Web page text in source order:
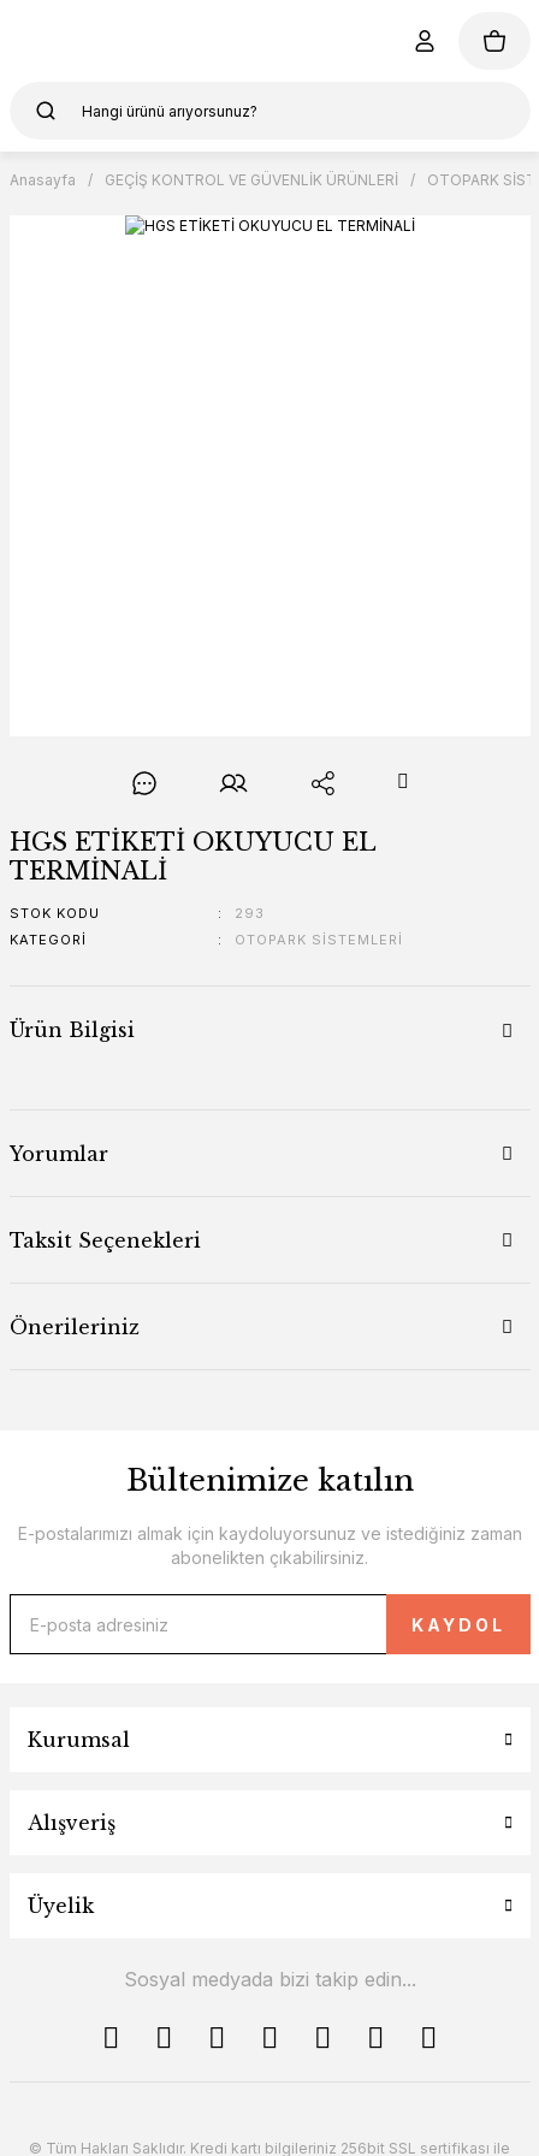
Anasayfa GEÇİŞ KONTROL VE GÜVENLİK ÜRÜNLERİ OTOPARK
HGS ETİKETİ OKUYUCU EL
TERMİNALİ
STOK KODU
293
KATEGORI
OTOPARK SİSTEMLERİ
Ürün Bilgisi
Yorumlar
Taksit Seçenekleri
Önerileriniz
Bültenimize katılın
E-postalarımızı almak için kaydoluyorsunuz ve istediğiniz zaman
abonelikten çıkabilirsiniz.
KAYDOL
Kurumsal
Alışveriş
Üyelik
Sosyal medyada bizi takip edin...
© Tüm Hakları Saklıdır. Kredi kartı bilgileriniz 256bit SSL sertifikası ile